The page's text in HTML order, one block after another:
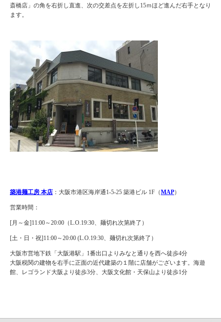
斎橋店」の角を右折し直進、次の交差点を左折し15ｍほど進んだ右手となり
ます。
築港麺工房 本店 ：大阪市港区海岸通1-5-25 築港ビル 1F（MAP）
営業時間：
[月～金]11:00～20:00（L.O.19:30、麺切れ次第終了）
[土・日・祝]11:00～20:00 (L.O.19:30、麺切れ次第終了）
大阪市営地下鉄「大阪港駅」1番出口よりみなと通りを西へ徒歩4分
大阪税関の建物を右手に正面の近代建築の１階に店舗がございます。海遊
館、レゴランド大阪より徒歩3分、大阪文化館・天保山より徒歩1分